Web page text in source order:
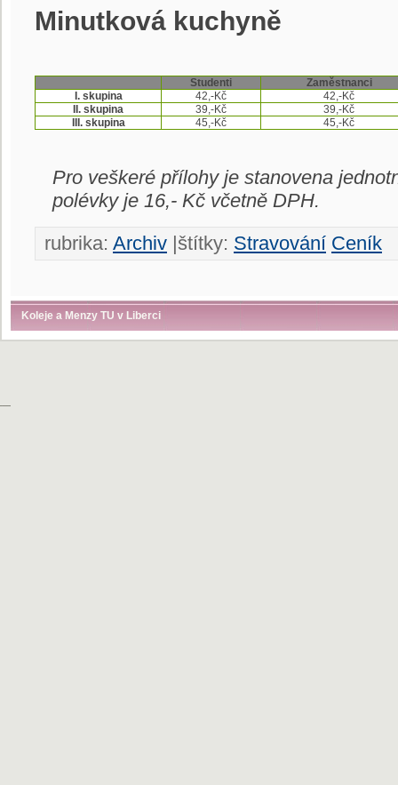
Minutková kuchyně
Studenti
Zaměstnanci
I. skupina
42,-Kč
42,-Kč
II. skupina
39,-Kč
39,-Kč
III. skupina
45,-Kč 45,-Kč
Pro veškeré přílohy je stanovena
polévky je 16,- Kč včetně DPH.
rubrika: Archiv |štítky: Stravování Ceník
Koleje a Menzy TU v Liberci